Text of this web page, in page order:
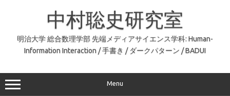
中村聡史研究室
明治大学 総合数理学部 先端メディアサイエンス学科: Human-
Information Interaction / 手書き / ダークパターン / BADUI
Menu